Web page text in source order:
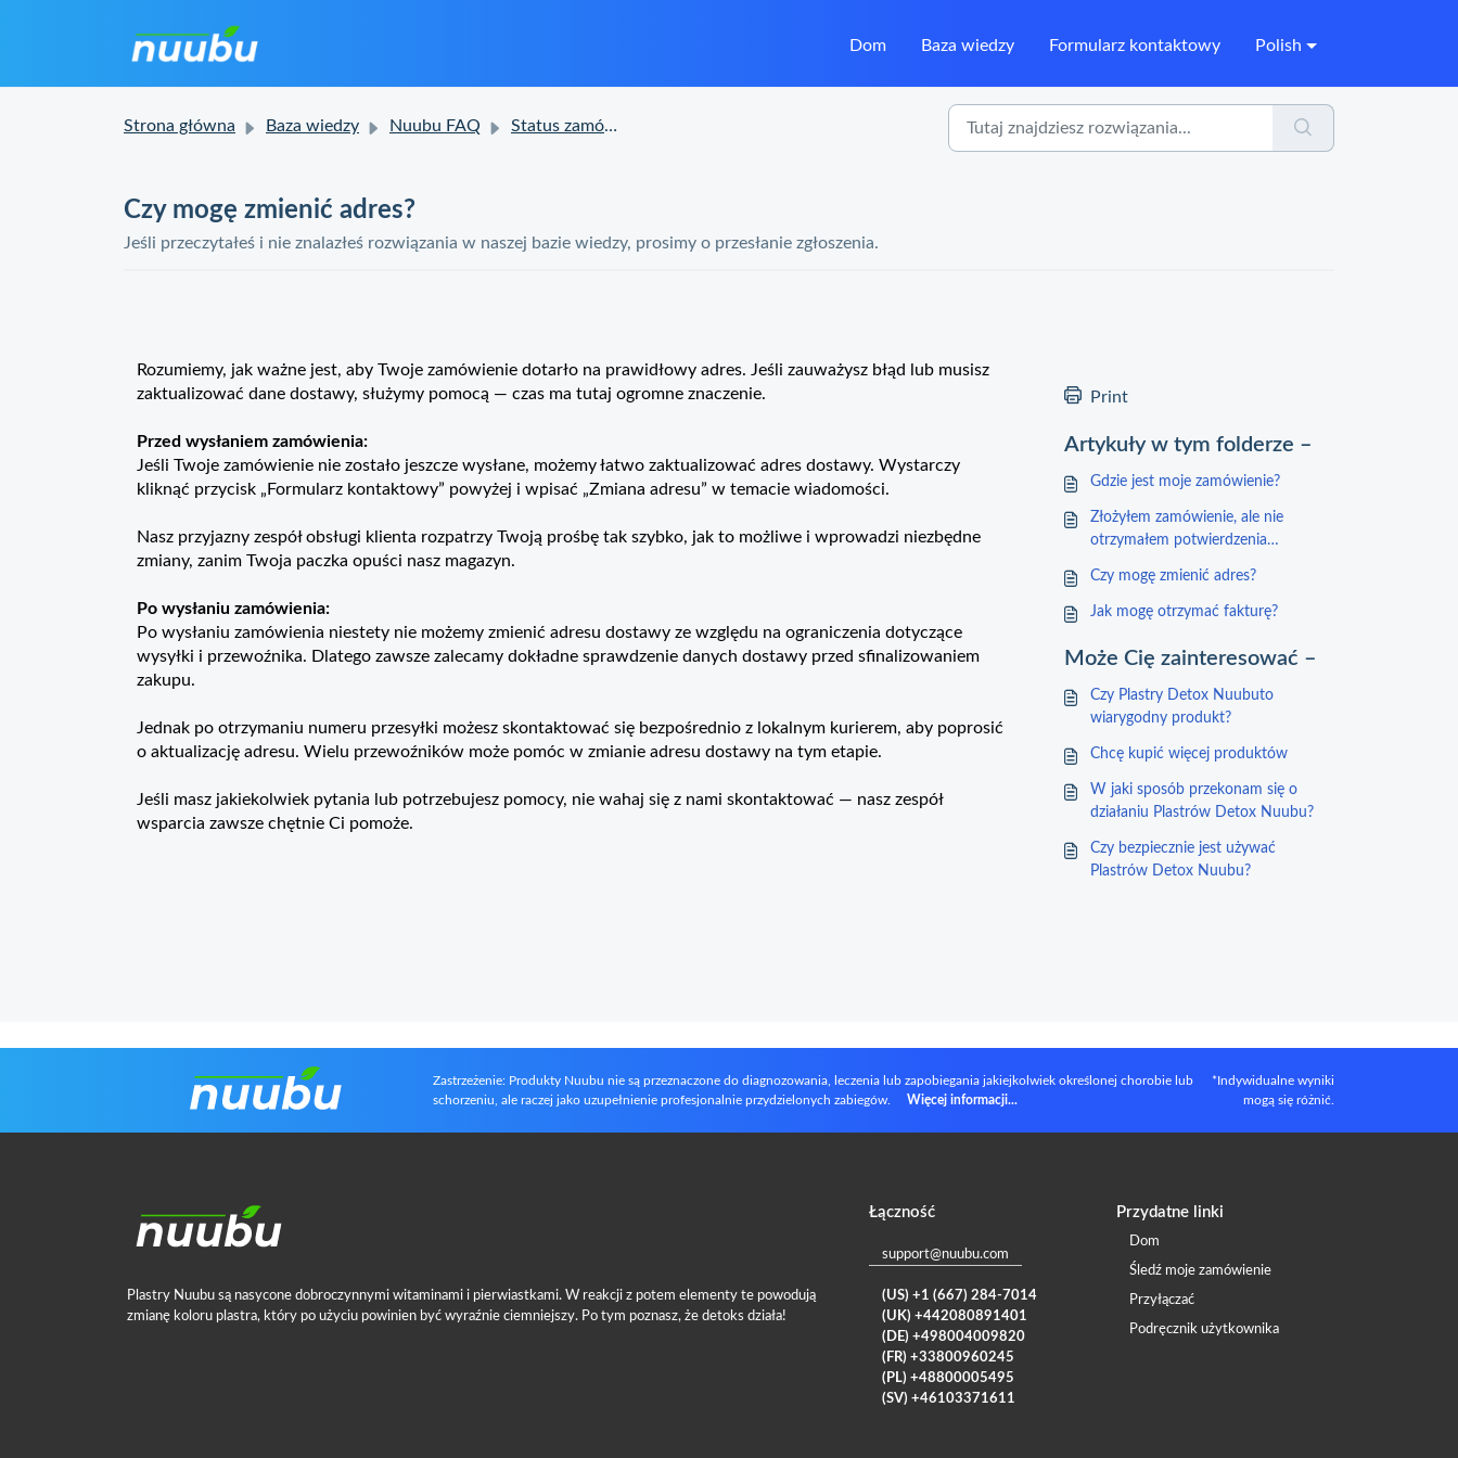
Dom Baza wiedzy Formularz kontaktowy Polish
Strona główna Baza wiedzy Nuubu FAQ Status zamówienia i dostawy
Czy mogę zmienić adres?
Jeśli przeczytałeś i nie znalazłeś rozwiązania w naszej bazie wiedzy, prosimy o przesłanie zgłoszenia.
Rozumiemy, jak ważne jest, aby Twoje zamówienie dotarło na prawidłowy adres. Jeśli zauważysz błąd lub musisz
zaktualizować dane dostawy, służymy pomocą — czas ma tutaj ogromne znaczenie.
Przed wysłaniem zamówienia:
Jeśli Twoje zamówienie nie zostało jeszcze wysłane, możemy łatwo zaktualizować adres dostawy. Wystarczy
kliknąć przycisk „Formularz kontaktowy” powyżej i wpisać „Zmiana adresu” w temacie wiadomości.
Nasz przyjazny zespół obsługi klienta rozpatrzy Twoją prośbę tak szybko, jak to możliwe i wprowadzi niezbędne
zmiany, zanim Twoja paczka opuści nasz magazyn.
Po wysłaniu zamówienia:
Po wysłaniu zamówienia niestety nie możemy zmienić adresu dostawy ze względu na ograniczenia dotyczące
wysyłki i przewoźnika. Dlatego zawsze zalecamy dokładne sprawdzenie danych dostawy przed sfinalizowaniem
zakupu.
Jednak po otrzymaniu numeru przesyłki możesz skontaktować się bezpośrednio z lokalnym kurierem, aby poprosić
o aktualizację adresu. Wielu przewoźników może pomóc w zmianie adresu dostawy na tym etapie.
Jeśli masz jakiekolwiek pytania lub potrzebujesz pomocy, nie wahaj się z nami skontaktować — nasz zespół
wsparcia zawsze chętnie Ci pomoże.
Print
Artykuły w tym folderze –
Gdzie jest moje zamówienie?
Złożyłem zamówienie, ale nie
otrzymałem potwierdzenia
Czy mogę zmienić adres?
Jak mogę otrzymać fakturę?
Może Cię zainteresować –
Czy Plastry Detox Nuubuto
wiarygodny produkt?
Chcę kupić więcej produktów
W jaki sposób przekonam się o
działaniu Plastrów Detox Nuubu?
Czy bezpiecznie jest używać
Plastrów Detox Nuubu?
Zastrzeżenie: Produkty Nuubu nie są przeznaczone do diagnozowania, leczenia lub zapobiegania jakiejkolwiek określonej chorobie lub
schorzeniu, ale raczej jako uzupełnienie profesjonalnie przydzielonych zabiegów.
Więcej informacji...
*Indywidualne wyniki
mogą się różnić.
Plastry Nuubu są nasycone dobroczynnymi witaminami i pierwiastkami. W reakcji z potem elementy te powodują
zmianę koloru plastra, który po użyciu powinien być wyraźnie ciemniejszy. Po tym poznasz, że detoks działa!
Łączność
support@nuubu.com
(US) +1 (667) 284-7014
(UK) +442080891401
(DE) +498004009820
(FR) +33800960245
(PL) +48800005495
(SV) +46103371611
Przydatne linki
Dom
Śledź moje zamówienie
Przyłączać
Podręcznik użytkownika